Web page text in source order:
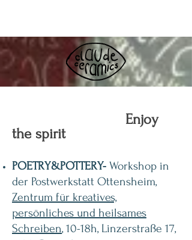
Enjoy
the spirit
POETRY&POTTERY- Workshop in
der Postwerkstatt Ottensheim,
Zentrum für kreatives,
persönliches und heilsames
Schreiben, 10-18h, Linzerstraße 17,